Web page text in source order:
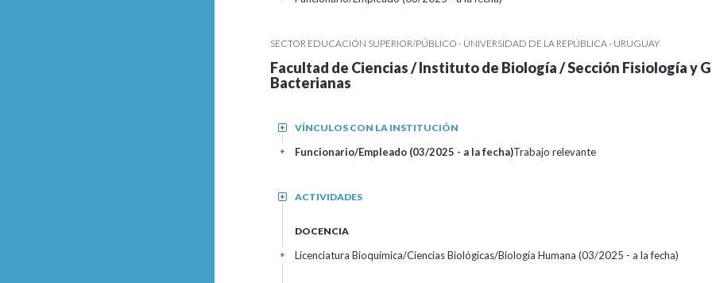
SECTOR EDUCACIÓN SUPERIOR/PÚBLICO - UNIVERSIDAD DE LA REPÚBLICA - URUGUAY
Facultad de Ciencias / Instituto de Biología / Sección Fisiología y
Bacterianas
VÍNCULOS CON LA INSTITUCIÓN
+
Funcionario/Empleado (03/2025 - a la fecha)Trabajo relevante
+
ACTIVIDADES
+
DOCENCIA
Licenciatura Bioquímica/Ciencias Biológicas/Biología Humana (03/2025 - a la fecha)
+